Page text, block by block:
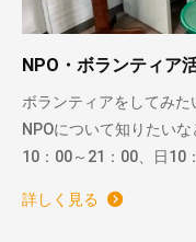
NPO・ボランティア
ボランティアをしてみた
NPOについて知りたい
10：00～21：00、日10
詳しく見る